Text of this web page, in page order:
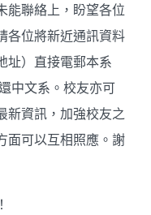
能聯絡上，盼望各位
各位將新近通訊資料
址）直接電郵本系
中文系。校友亦可
新資訊，加強校友之
面可以互相照應。謝